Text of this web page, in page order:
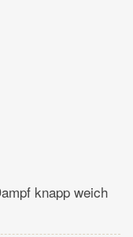
knapp weich